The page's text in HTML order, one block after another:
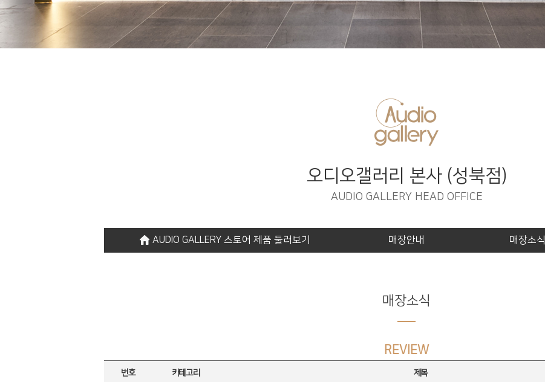
오디오갤러리 본사 (성북점)
AUDIO GALLERY HEAD OFFICE
AUDIO GALLERY 스토어 제품 둘러보기 매장안내 매장소식
매장소식
REVIEW
번호 카테고리 제목